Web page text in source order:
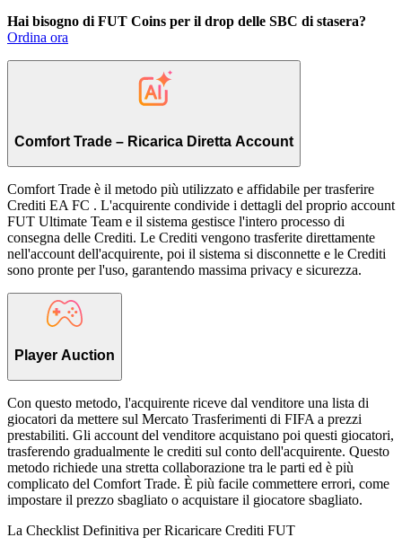
Hai bisogno di FUT Coins per il drop delle SBC di stasera?
Ordina ora
Comfort Trade – Ricarica Diretta Account
Comfort Trade è il metodo più utilizzato e affidabile per trasferire
Crediti EA FC . L'acquirente condivide i dettagli del proprio account
FUT Ultimate Team e il sistema gestisce l'intero processo di
consegna delle Crediti. Le Crediti vengono trasferite direttamente
nell'account dell'acquirente, poi il sistema si disconnette e le Crediti
sono pronte per l'uso, garantendo massima privacy e sicurezza.
Player Auction
Con questo metodo, l'acquirente riceve dal venditore una lista di
giocatori da mettere sul Mercato Trasferimenti di FIFA a prezzi
prestabiliti. Gli account del venditore acquistano poi questi giocatori,
trasferendo gradualmente le crediti sul conto dell'acquirente. Questo
metodo richiede una stretta collaborazione tra le parti ed è più
complicato del Comfort Trade. È più facile commettere errori, come
impostare il prezzo sbagliato o acquistare il giocatore sbagliato.
La Checklist Definitiva per Ricaricare Crediti FUT